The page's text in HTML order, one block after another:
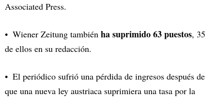
Associated Press.
Wiener Zeitung también ha suprimido 63 puestos, 35
de ellos en su redacción.
El periódico sufrió una pérdida de ingresos después de
que una nueva ley austriaca suprimiera una tasa por la